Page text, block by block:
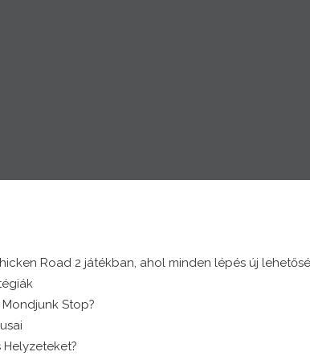
Road 2 játékban, ahol minden lépés új
Stop?
Helyzeteket?